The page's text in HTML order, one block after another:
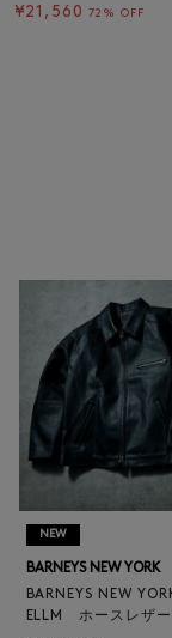
¥21,560 72% OFF
NEW
BARNEYS NEW YORK
BARNEYS NEW
ELLM ホースレザー